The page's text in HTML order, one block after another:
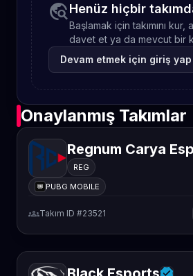
travel_exploreHenüz hiçbir
Başlamak için takımını kur,
davet et ya da mevcut bir
Devam etmek için giriş yap
Onaylanmış Takımlar
Regnum Carya
REG
PUBG MOBILE
groupsTakım ID #23521